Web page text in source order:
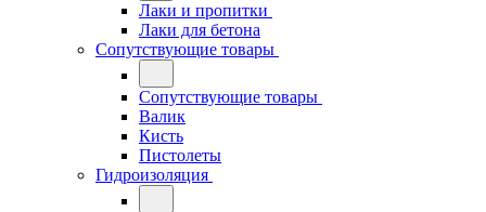
Лаки и пропитки
Лаки для бетона
Сопутствующие товары
Сопутствующие товары
Валик
Кисть
Пистолеты
Гидроизоляция